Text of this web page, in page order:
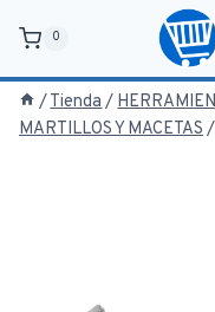
contenido
0
/Tienda /
MARTILLOS Y MACETAS /